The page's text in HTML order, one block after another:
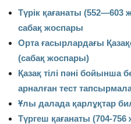
Түрiк қағанаты
сабақ жоспары
Орта ғасырлардағы
(сабақ жоспары)
Қазақ тілі пәні бойынша
арналған тест
Ұлы далада қарлұқтар
Түргеш қағанаты (704-